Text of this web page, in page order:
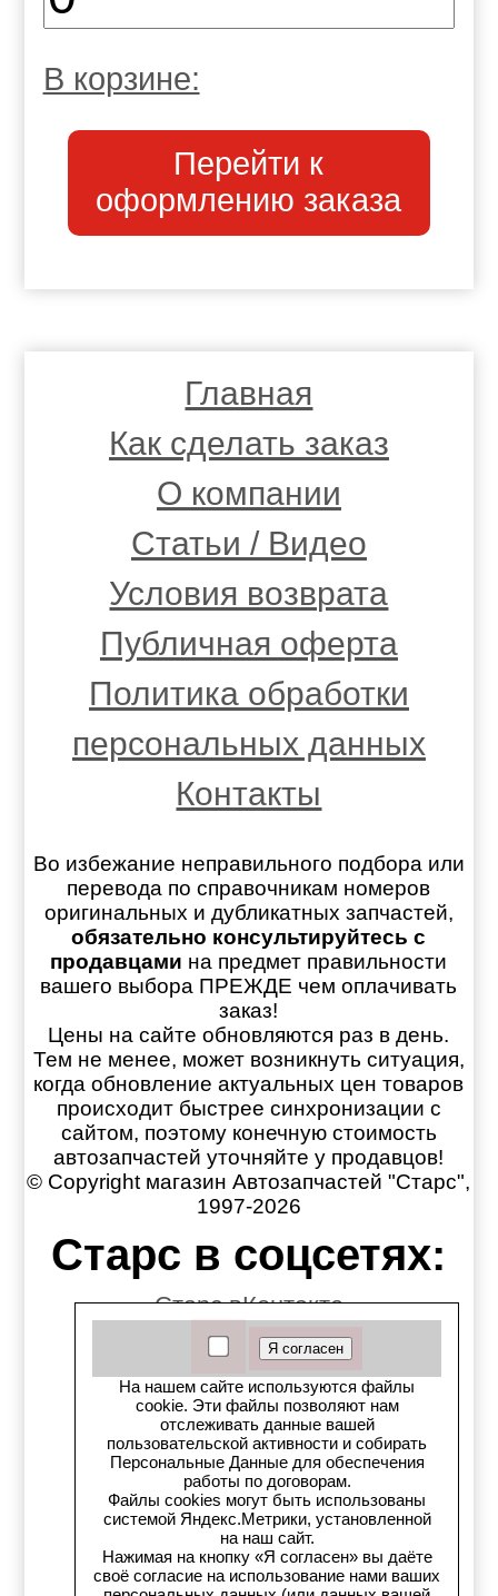
В корзине:
Перейти к
оформлению заказа
Главная
Как сделать заказ
О компании
Статьи / Видео
Условия возврата
Публичная оферта
Политика обработки
персональных данных
Контакты
Во избежание неправильного подбора или
перевода по справочникам номеров
оригинальных и дубликатных запчастей,
обязательно консультируйтесь с
продавцами на предмет правильности
вашего выбора ПРЕЖДЕ чем оплачивать
заказ!
Цены на сайте обновляются раз в день.
Тем не менее, может возникнуть ситуация,
когда обновление актуальных цен товаров
происходит быстрее синхронизации с
сайтом, поэтому конечную стоимость
автозапчастей уточняйте у продавцов!
© Copyright магазин Автозапчастей "Старс",
1997-2026
Старс в соцсетях:
Старс вКонтакте
Старс в YouTube
Телеграм-канал
Старс на Drom.ru
Старс в auto.ru
Старс в картах Яндекс
На нашем сайте используются файлы
cookie. Эти файлы позволяют нам
отслеживать данные вашей
пользовательской активности и собирать
Персональные Данные для обеспечения
работы по договорам.
Файлы cookies могут быть использованы
системой Яндекс.Метрики, установленной
на наш сайт.
Нажимая на кнопку «Я согласен» вы даёте
своё согласие на использование нами ваших